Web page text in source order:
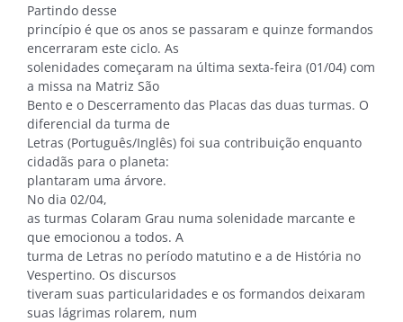
Partindo desse
princípio é que os anos se passaram e quinze formandos
encerraram este ciclo. As
solenidades começaram na última sexta-feira (01/04) com
a missa na Matriz São
Bento e o Descerramento das Placas das duas turmas. O
diferencial da turma de
Letras (Português/Inglês) foi sua contribuição enquanto
cidadãs para o planeta:
plantaram uma árvore.
No dia 02/04,
as turmas Colaram Grau numa solenidade marcante e
que emocionou a todos. A
turma de Letras no período matutino e a de História no
Vespertino. Os discursos
tiveram suas particularidades e os formandos deixaram
suas lágrimas rolarem, num